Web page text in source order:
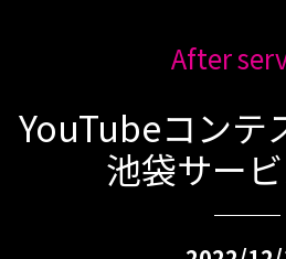
After
YouTubeコンテ
池袋サービ